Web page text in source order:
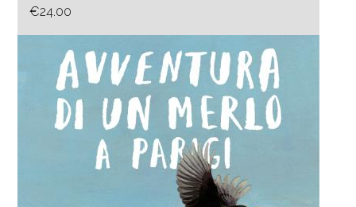
€24.00